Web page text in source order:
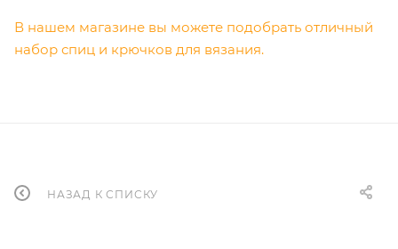
В нашем магазине вы можете подобрать отличный
набор спиц и крючков для вязания.
НАЗАД К СПИСКУ